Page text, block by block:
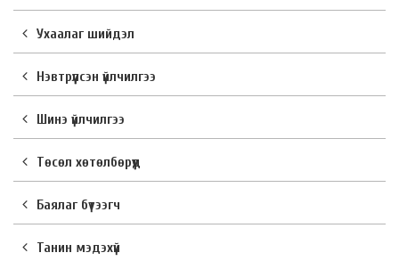
Ухаалаг шийдэл
Нэвтрүүлсэн үйлчилгээ
Шинэ үйлчилгээ
Төсөл хөтөлбөрүүд
Баялаг бүтээгч
Танин мэдэхүй